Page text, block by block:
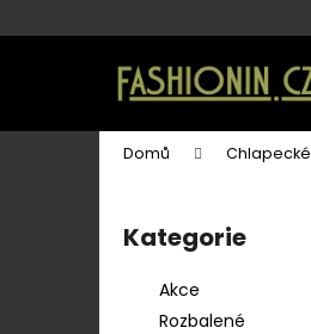
Domů Chlapecké
Přeskočit
kategorie
Kategorie
Akce
Rozbalené
o
k
obchodu
obchodu